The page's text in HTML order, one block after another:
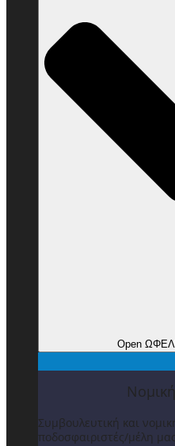
Open
Συμβουλευτική και
ποδοσφαιριστές/μέλη μας